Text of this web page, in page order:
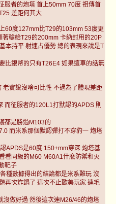
服者的炮塔 首上50mm 70度 祖傳首
差距何其大
60度127mm比T29的103mm 53度更
輸給T29的200mm 卡納封用的20P
本持平 射速占優勢 總的表現來說是T
比銀幣的只有T26E4 如果這車的話無
實說沒啥可比性 不過為了體現差距
而征服者的120L1打默認的APDS 則
都是勝過M103的
而米系那個默認彈打不穿豹一 炮塔
APDS是60度 150+mm穿深 炮塔基
看同級的M60 M60A1什麽防禦和火
靶子
種數據得出的結論都是米系難玩 沒
再次炸鍋了 這次不止歐美玩家 連毛
沒做好過 然後這次連M26/46的炮塔